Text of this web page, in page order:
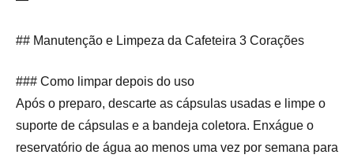
## Manutenção e Limpeza da Cafeteira 3 Corações
### Como limpar depois do uso
Após o preparo, descarte as cápsulas usadas e limpe o
suporte de cápsulas e a bandeja coletora. Enxágue o
reservatório de água ao menos uma vez por semana para